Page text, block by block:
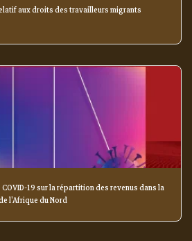
aux droits des travailleurs migrants
19 sur la répartition des revenus dans la
l'Afrique du Nord